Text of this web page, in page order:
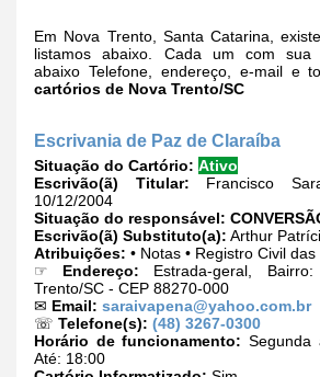
Em Nova Trento, Santa Catarina,
listamos abaixo. Cada um com sua
abaixo Telefone, endereço, e-mail e
cartórios de Nova Trento/SC
Escrivania de Paz de Claraíba
Situação do Cartório: Ativo
Escrivão(ã) Titular: Francisco
10/12/2004
Situação do responsável:
Escrivão(ã) Substituto(a): Arthur
Atribuições: • Notas • Registro Civil
☞ Endereço: Estrada-geral,
Trento/SC - CEP 88270-000
✉ Email: saraivapena@yahoo.com.br
☏ Telefone(s): (48) 3267-0300
Horário de funcionamento: Segunda
Até: 18:00